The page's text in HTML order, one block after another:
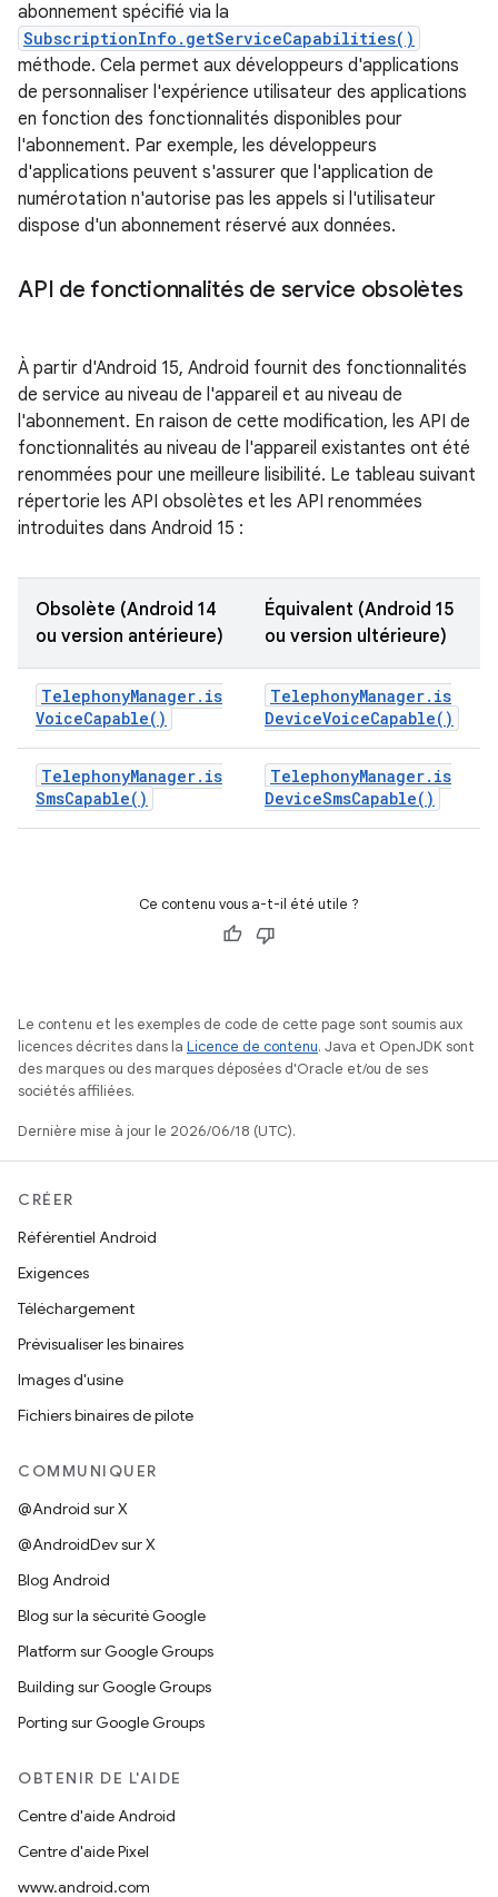
abonnement spécifié via la
SubscriptionInfo.getServiceCapabilities()
méthode. Cela permet aux développeurs d'applications
de personnaliser l'expérience utilisateur des applications
en fonction des fonctionnalités disponibles pour
l'abonnement. Par exemple, les développeurs
d'applications peuvent s'assurer que l'application de
numérotation n'autorise pas les appels si l'utilisateur
dispose d'un abonnement réservé aux données.
API de fonctionnalités de service obsolètes
À partir d'Android 15, Android fournit des fonctionnalités
de service au niveau de l'appareil et au niveau de
l'abonnement. En raison de cette modification, les API de
fonctionnalités au niveau de l'appareil existantes ont été
renommées pour une meilleure lisibilité. Le tableau suivant
répertorie les API obsolètes et les API renommées
introduites dans Android 15 :
Obsolète (Android 14
ou version antérieure)
Équivalent (Android 15
ou version ultérieure)
TelephonyManager. is
VoiceCapable( )
TelephonyManager. is
DeviceVoiceCapable( )
TelephonyManager. is
SmsCapable( )
TelephonyManager. is
DeviceSmsCapable( )
Ce contenu vous a-t-il été utile ?
Le contenu et les exemples de code de cette page sont soumis aux
licences décrites dans la Licence de contenu. Java et OpenJDK sont
des marques ou des marques déposées d'Oracle et/ou de ses
sociétés affiliées.
Dernière mise à jour le 2026/06/18 (UTC).
CRÉER
Référentiel Android
Exigences
Téléchargement
Prévisualiser les binaires
Images d'usine
Fichiers binaires de pilote
COMMUNIQUER
@Android sur X
@AndroidDev sur X
Blog Android
Blog sur la sécurité Google
Platform sur Google Groups
Building sur Google Groups
Porting sur Google Groups
OBTENIR DE L'AIDE
Centre d'aide Android
Centre d'aide Pixel
www.android.com